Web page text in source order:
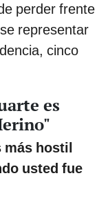
perder frente
representar
cinco
es
más hostil
usted fue